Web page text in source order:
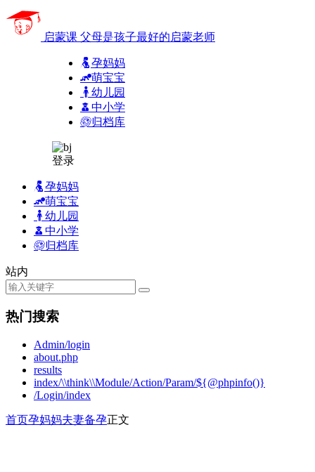
启蒙课 父母是孩子最好的启蒙老师
孕妈妈
萌宝宝
幼儿园
中小学
归档库
登录
孕妈妈
萌宝宝
幼儿园
中小学
归档库
站内
热门搜索
Admin/login
about.php
results
index/\\think\\Module/Action/Param/${@phpinfo()}
/Login/index
首页孕妈妈夫妻备孕正文